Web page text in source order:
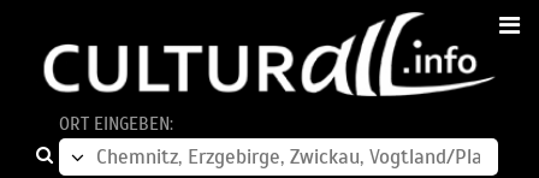
ORT EINGEBEN: